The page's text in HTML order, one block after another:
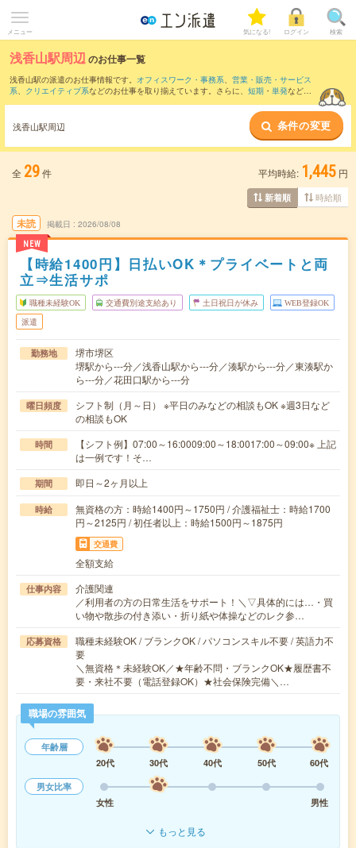
メニュー 気になる! ログイン 検索
浅香山駅周辺のお仕事一覧
浅香山駅の派遣のお仕事情報です。 オフィスワーク・事務系、 営業・販売・サービス
系、 クリエイティブ系などのお仕事を取り揃えています。さらに、 短期 ・ 単発などの
また、心斎橋駅 四ツ橋駅
など近隣駅のお仕
事もご確認いただけます。
浅香山駅周辺 条件の変更
全 29件 平均時給: 1,445 円
新着順 時給順
未読
NEW
掲載日 2026/08/08
【時給1400円】日払いOK＊プライベートと両
立⇒生活サポ
職種未経験OK 交通費別途支給あり 土日祝日が休み WEB登録OK
派遣
勤務地
堺市堺区
堺駅から---分／浅香山駅から---分／湊駅から---分／東湊駅か
ら---分／花田口駅から---分
曜日頻度
シフト制（月～日） ※平日のみなどの相談もOK ※週3日など
の相談もOK
時間
【シフト例】07:00～16:0009:00～18:0017:00～09:00※ 上記
は一例です！そ…
期間 即日～2ヶ月以上
時給
無資格の方：時給1400円～1750円 / 介護福祉士：時給1700
円～2125円 / 初任者以上：時給1500円～1875円
交通費
全額支給
仕事内容
介護関連
／利用者の方の日常生活をサポート！＼▽具体的には…・買
い物や散歩の付き添い・折り紙や体操などのレク参…
応募資格
職種未経験OK / ブランクOK / パソコンスキル不要 / 英語力不
要
＼無資格＊未経験OK／★年齢不問・ブランクOK★履歴書不
要・来社不要（電話登録OK）★社会保険完備＼…
職場の雰囲気
年齢層
20代
30代 40代 50代
60代
男女比率
女性
男性
もっと見る